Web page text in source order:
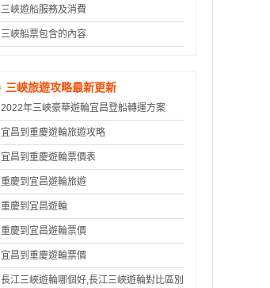
三峽遊船服務及消費
三峽船票包含的內容
三峽旅遊攻略最新更新
2022年三峽豪華遊輪宜昌登船轉運方案
宜昌到重慶遊輪旅遊攻略
宜昌到重慶遊輪票價表
重慶到宜昌遊輪旅遊
重慶到宜昌遊輪
重慶到宜昌遊輪票價
宜昌到重慶遊輪票價
長江三峽遊輪哪個好,長江三峽遊輪對比區別